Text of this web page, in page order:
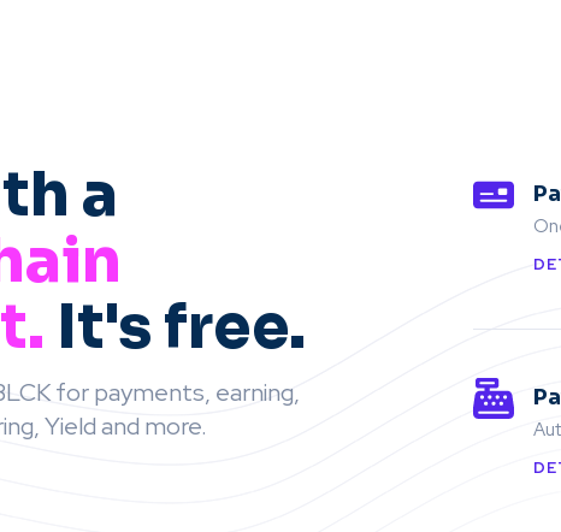
a
It's free.
for payments, earning,
Yield and more.